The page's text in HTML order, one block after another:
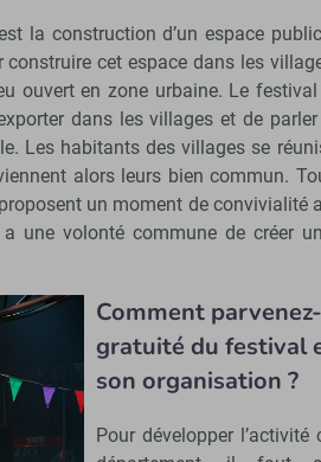
la construction d’un espace
cet espace dans les
ouvert en zone urbaine. Le
dans les villages et de
Les habitants des villages se
alors leurs bien commun.
un moment de convivialité
une volonté commune de créer
Comment
gratuité du festival
son organisation ?
Pour développer l’activité